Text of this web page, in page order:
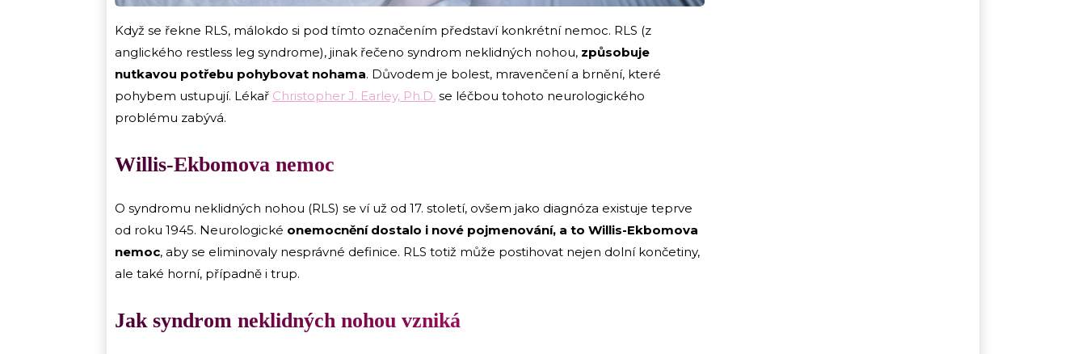
Když se řekne RLS, málokdo si pod tímto označením představí konkrétní nemoc. RLS (z
anglického restless leg syndrome), jinak řečeno syndrom neklidných nohou, způsobuje
nutkavou potřebu pohybovat nohama. Důvodem je bolest, mravenčení a brnění, které
pohybem ustupují. Lékař Christopher J. Earley, Ph.D. se léčbou tohoto neurologického
problému zabývá.
Willis-Ekbomova nemoc
O syndromu neklidných nohou (RLS) se ví už od 17. století, ovšem jako diagnóza existuje teprve
od roku 1945. Neurologické onemocnění dostalo i nové pojmenování, a to Willis-Ekbomova
nemoc, aby se eliminovaly nesprávné definice. RLS totiž může postihovat nejen dolní končetiny,
ale také horní, případně i trup.
Jak syndrom neklidných nohou vzniká